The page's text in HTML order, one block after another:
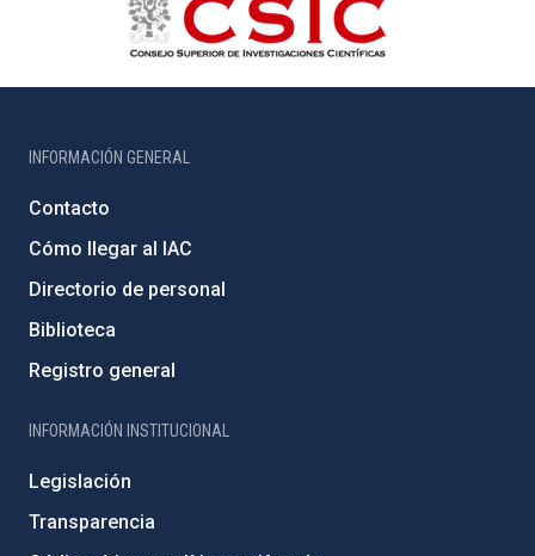
INFORMACIÓN GENERAL
Contacto
Cómo llegar al IAC
Directorio de personal
Biblioteca
Registro general
INFORMACIÓN INSTITUCIONAL
Legislación
Transparencia